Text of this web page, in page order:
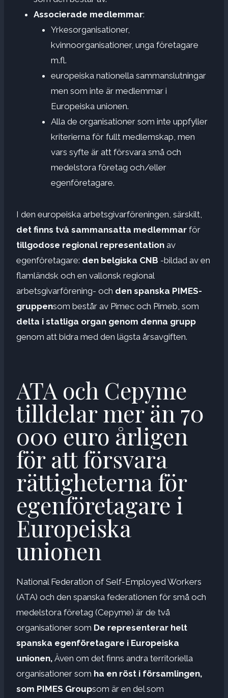
Associerade medlemmar:
Yrkesorganisationer,
kvinnoorganisationer, unga företagare
m.fl.
europeiska nationella sammanslutningar
men som inte är medlemmar i
Europeiska unionen.
Alla de organisationer som inte uppfyller
kriterierna för fullt medlemskap, men
vars syfte är att försvara små och
medelstora företag och/eller
egenföretagare.
I den europeiska arbetsgivarföreningen, särskilt,
det finns två sammansatta medlemmar för
tillgodose regional representation av
egenföretagare: den belgiska CNB -bildad av en
flamländsk och en vallonsk regional
arbetsgivarförening- och den spanska PIMES-
gruppensom består av Pimec och Pimeb, som
delta i statliga organ genom denna grupp
genom att bidra med den lägsta årsavgiften.
ATA och Cepyme
tilldelar mer än 70
000 euro årligen
för att försvara
rättigheterna för
egenföretagare i
Europeiska
unionen
National Federation of Self-Employed Workers
(ATA) och den spanska federationen för små och
medelstora företag (Cepyme) är de två
organisationer som De representerar helt
spanska egenföretagare i Europeiska
unionen, Även om det finns andra territoriella
organisationer som ha en röst i församlingen,
som PIMES Groupsom är en del som